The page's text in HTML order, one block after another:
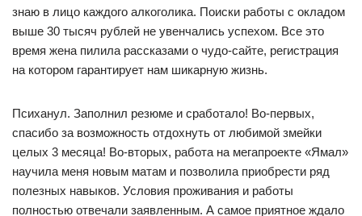
знаю в лицо каждого алкоголика. Поиски работы с окладом
выше 30 тысяч рублей не увенчались успехом. Все это
время жена пилила рассказами о чудо-сайте, регистрация
на котором гарантирует нам шикарную жизнь.
Психанул. Заполнил резюме и сработало! Во-первых,
спасибо за возможность отдохнуть от любимой змейки
целых 3 месяца! Во-вторых, работа на мегапроекте «Ямал»
научила меня новым матам и позволила приобрести ряд
полезных навыков. Условия проживания и работы
полностью отвечали заявленным. А самое приятное ждало